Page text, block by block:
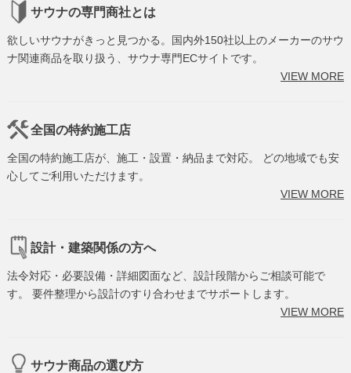
サウナの専門商社とは
欲しいサウナがきっと見つかる。国内外150社以上のメーカーのサウ
ナ関連商品を取り扱う、サウナ専門ECサイトです。
VIEW MORE
全国の特約施工店
全国の特約施工店が、施工・設置・納品まで対応。 どの地域でも安
心してご利用いただけます。
VIEW MORE
設計・建築関係の方へ
法令対応・必要設備・詳細図面など、設計段階からご相談可能で
す。 要件整理から設計のすり合わせまでサポートします。
VIEW MORE
サウナ商品の選び方